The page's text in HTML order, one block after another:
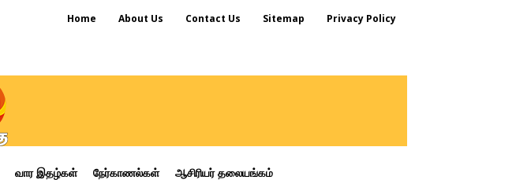
Home About Us Contact Us Sitemap Privacy Policy
வார இதழ்கள் நேர்காணல்கள் ஆசிரியர் தலையங்கம்